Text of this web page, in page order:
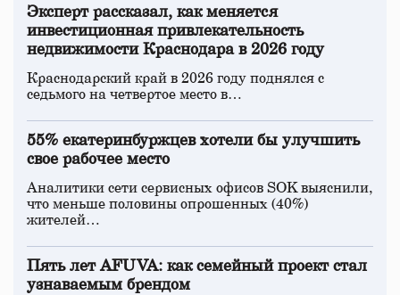
Эксперт рассказал, как меняется
инвестиционная привлекательность
недвижимости Краснодара в 2026 году
Краснодарский край в 2026 году поднялся с
седьмого на четвертое место в…
55% екатеринбуржцев хотели бы улучшить
свое рабочее место
Аналитики сети сервисных офисов SOK выяснили,
что меньше половины опрошенных (40%)
жителей…
Пять лет AFUVA: как семейный проект стал
узнаваемым брендом